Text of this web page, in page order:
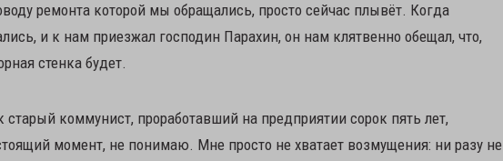
ремонта которой мы обращались, просто сейчас плывёт. Когда
и к нам приезжал господин Парахин, он нам клятвенно обещал, что,
стенка будет.
коммунист, проработавший на предприятии сорок пять лет,
момент, не понимаю. Мне просто не хватает возмущения: ни разу не